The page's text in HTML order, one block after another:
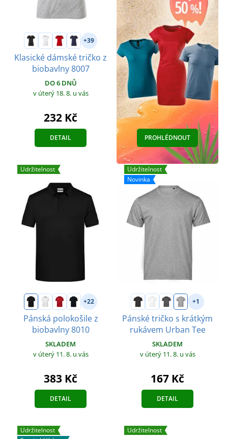
+39
Klasické dámské tričko z
biobavlny 8007
DO 6 DNŮ
v úterý 18. 8. u vás
232 Kč
DETAIL PROHLÉDNOUT
Udržitelnost
+22
Pánská polokošile z
biobavlny 8010
SKLADEM
v úterý 11. 8. u vás
383 Kč
DETAIL
Udržitelnost
Novinka
+1
Pánské tričko s krátkým
rukávem Urban Tee
SKLADEM
v úterý 11. 8. u vás
167 Kč
DETAIL
Udržitelnost
Udržitelnost